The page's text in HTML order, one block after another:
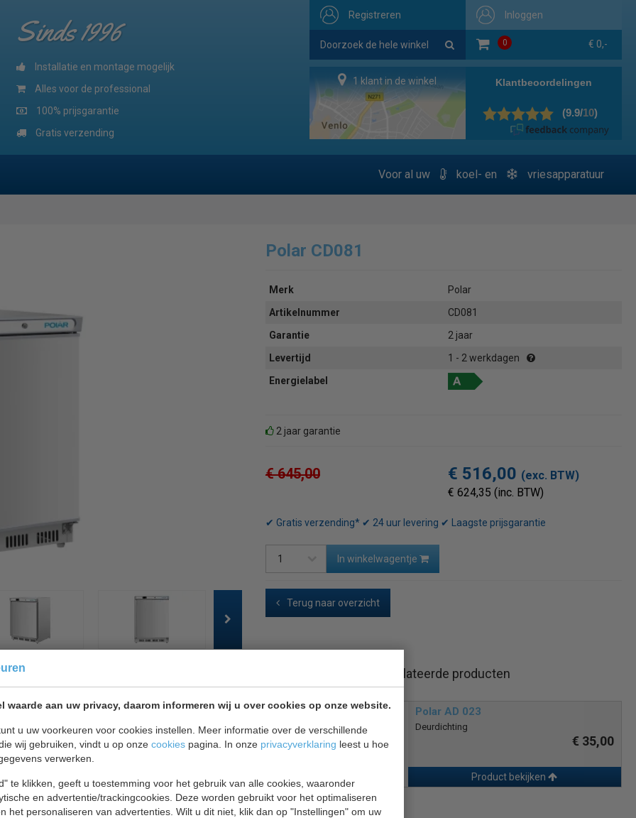
waarde aan uw privacy, daarom informeren wij u over cookies op onze website.
u uw voorkeuren voor cookies instellen. Meer informatie over de verschillende
wij gebruiken, vindt u op onze cookies pagina. In onze privacyverklaring leest u hoe
verwerken.
te klikken, geeft u toestemming voor het gebruik van alle cookies, waaronder
en advertentie/trackingcookies. Deze worden gebruikt voor het optimaliseren
het personaliseren van advertenties. Wilt u dit niet, klik dan op "Instellingen" om uw
Inloggen
0 € 0,-
Registreren
Sinds 1996
Installatie en montage mogelijk
Alles voor de professional
100% prijsgarantie
Gratis verzending
1 klant in de winkel
Voor al uw koel- en vriesapparatuur
Polar CD081
Merk
Polar
Artikelnummer
CD081
Garantie
2 jaar
Levertijd
1 - 2 werkdagen
Energielabel
2 jaar garantie
€ 645,00 € 516,00 (exc. BTW)
€ 624,35 (inc. BTW)
✔ Gratis verzending* ✔ 24 uur levering ✔ Laagste prijsgarantie
In winkelwagentje
Terug naar overzicht
gebruik van Polar, eenvoudig te reinigen RVS
keukens. Met afsluitbare deur,
voorzien van wielen en de voorkant van
en afstellen.
Gerelateerde producten
Polar AD 023
Deurdichting
€ 35,00
Product bekijken